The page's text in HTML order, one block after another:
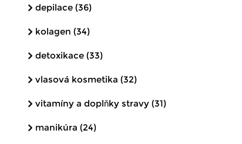
depilace (36)
kolagen (34)
detoxikace (33)
vlasová kosmetika (32)
vitamíny a doplňky stravy (31)
manikúra (24)